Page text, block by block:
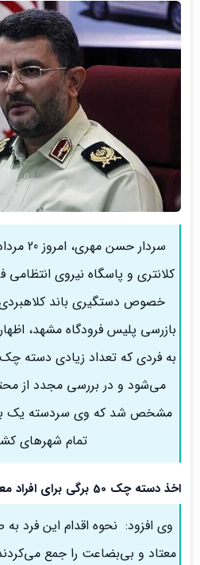
سردار
کلانتری و پاسگاه نیروی انتظامی
خصوص دستگیری باند
بازرسی پلیس فرودگاه مشهد،
به فردی که تعداد زیادی
می‌شود و در بررسی مجدد از
مشخص شد که وی سردسته یک
تمام شهرهای
اخذ دسته چک 50 برگی برای افراد معتاد و بی بضاعت
وی افزود: نحوه اقدام این فرد
معتاد و بی‌بضاعت را جمع